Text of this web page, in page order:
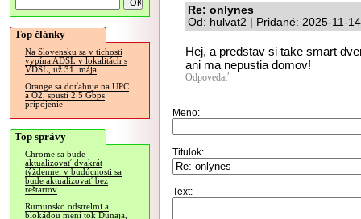
Top články
Na Slovensku sa v tichosti
vypína ADSL v lokalitách s
VDSL, už 31. mája
Orange sa doťahuje na UPC
a O2, spustí 2.5 Gbps
pripojenie
Top správy
Chrome sa bude
aktualizovať dvakrát
týždenne, v budúcnosti sa
bude aktualizovať bez
reštartov
Rumunsko odstrelmi a
blokádou mení tok Dunaja,
Re: onlynes
Od: hulvat2 | Pridané: 2025-11-
Hej, a predstav si take smart
ani ma nepustia domov!
Odpovedať
Meno:
Titulok:
Text: